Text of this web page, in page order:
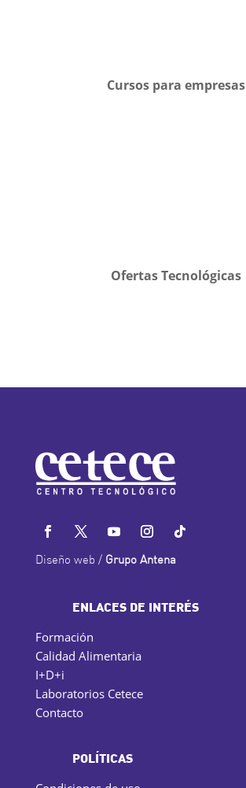
Cursos para empresas
Ofertas Tecnológicas
Diseño web / Grupo Antena
ENLACES DE INTERÉS
Formación
Calidad Alimentaria
I+D+i
Laboratorios Cetece
Contacto
POLÍTICAS